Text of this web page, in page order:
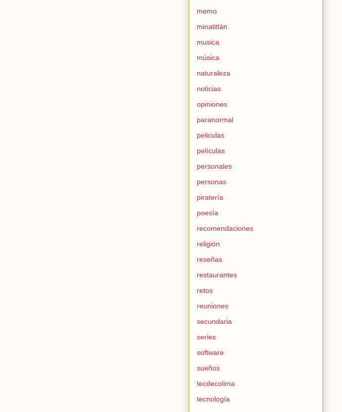
memo
minatitlán
musica
música
naturaleza
noticias
opiniones
paranormal
peliculas
películas
personales
personas
piratería
poesía
recomendaciones
religión
reseñas
restaurantes
retos
reuniones
secundaria
series
software
sueños
tecdecolima
tecnología